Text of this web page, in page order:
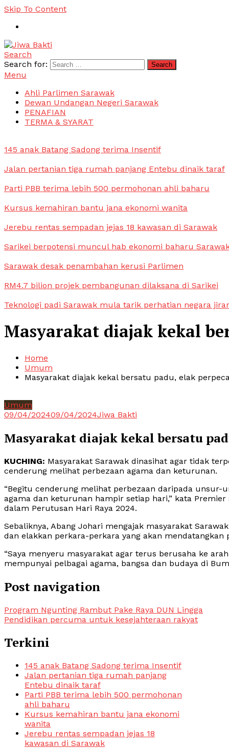
Skip To Content
Jiwa Bakti
Suara PBB Sarawak
Search
Search for:
Menu
Ahli Parlimen Sarawak
Dewan Undangan Negeri Sarawak
PENAFIAN
TERMA & SYARAT
145 anak Batang Sadong terima Insentif
Jalan pertanian tiga rumah panjang Entebu dinaik taraf
Parti PBB terima lebih 500 permohonan ahli baharu
Kursus kemahiran bantu jana ekonomi wanita
Jerebu rentas sempadan jejas 18 kawasan di Sarawak
Sarikei berpotensi muncul hab ekonomi baharu
Sarawak desak penambahan kerusi Parlimen
RM4.7 bilion projek pembangunan dilaksana di Sarikei
Teknologi padi Sarawak mula tarik perhatian negara
Masyarakat diajak kekal
Home
Umum
Masyarakat diajak kekal bersatu padu, elak
Umum
09/04/202409/04/2024Jiwa Bakti
Masyarakat diajak kekal bersatu
KUCHING: Masyarakat Sarawak dinasihat agar tidak
cenderung melihat perbezaan agama dan keturunan.
“Begitu cenderung melihat perbezaan daripada
agama dan keturunan hampir setiap hari,” kata
dalam Perutusan Hari Raya 2024.
Sebaliknya, Abang Johari mengajak masyarakat
dan elakkan perkara-perkara yang akan mendatangkan
“Saya menyeru masyarakat agar terus berusaha ke
mempunyai pelbagai agama, bangsa dan budaya di
Post navigation
Program Ngunting Rambut Pake Raya DUN Lingga
Pendidikan percuma untuk kesejahteraan rakyat
Terkini
145 anak Batang Sadong terima Insentif
Jalan pertanian tiga rumah panjang
Entebu dinaik taraf
Parti PBB terima lebih 500 permohonan
ahli baharu
Kursus kemahiran bantu jana ekonomi
wanita
Jerebu rentas sempadan jejas 18
kawasan di Sarawak